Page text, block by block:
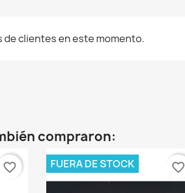
de clientes en este momento.
compraron:
favorite_border FUERA DE STOCK favorite_border